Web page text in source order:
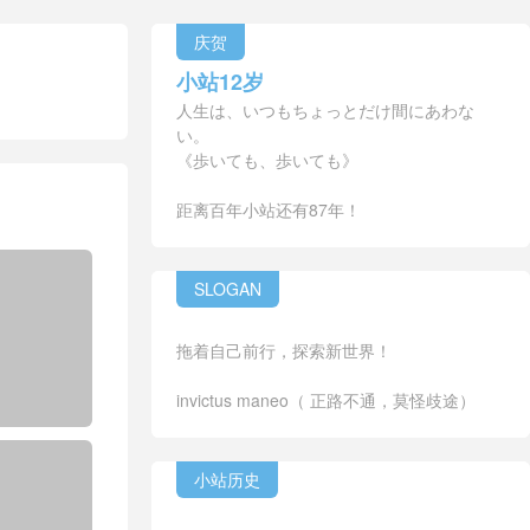
庆贺
小站12岁
人生は、いつもちょっとだけ間にあわな
い。
《歩いても、歩いても》
距离百年小站还有87年！
SLOGAN
拖着自己前行，探索新世界！
invictus maneo（ 正路不通，莫怪歧途）
小站历史